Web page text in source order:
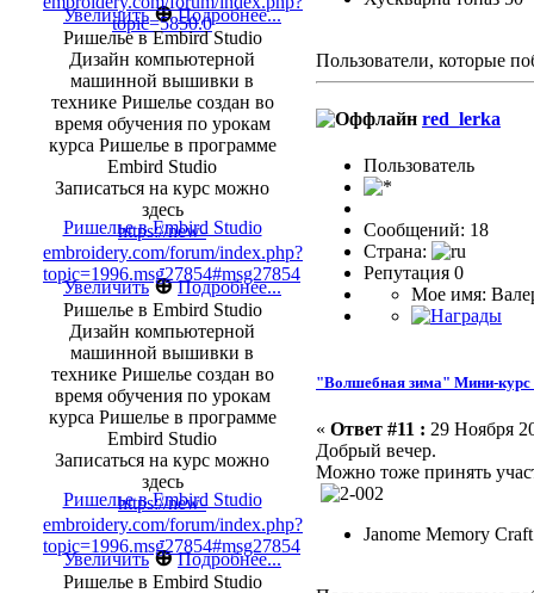
topic=5850.0
Увеличить ⊕ Подробнее...
Ришелье в Embird Studio
Дизайн компьютерной
машинной вышивки в
технике Ришелье создан во
время обучения по урокам
курса Ришелье в программе
Embird Studio
Записаться на курс можно
здесь
https://new-
embroidery.com/forum/index.php?
topic=1996.msg27854#msg27854
Ришелье в Embird Studio
Увеличить ⊕ Подробнее...
Ришелье в Embird Studio
Дизайн компьютерной
машинной вышивки в
технике Ришелье создан во
время обучения по урокам
курса Ришелье в программе
Embird Studio
Записаться на курс можно
здесь
https://new-
embroidery.com/forum/index.php?
topic=1996.msg27854#msg27854
Ришелье в Embird Studio
Увеличить ⊕ Подробнее...
Ришелье в Embird Studio
Пользователи, которые
red_lerka
Пользоватeль
Сообщений: 18
Страна:
Репутация 0
Мое имя:
"Волшебная зима" Мини-курс
« Ответ #11 : 29 Ноября
Добрый вечер.
Можно тоже принять
Janome Memory